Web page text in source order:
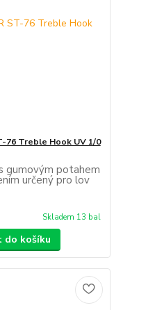
76 Treble Hook UV 1/0
gumovým potahem
určený pro lov
Skladem 13 bal
do košíku